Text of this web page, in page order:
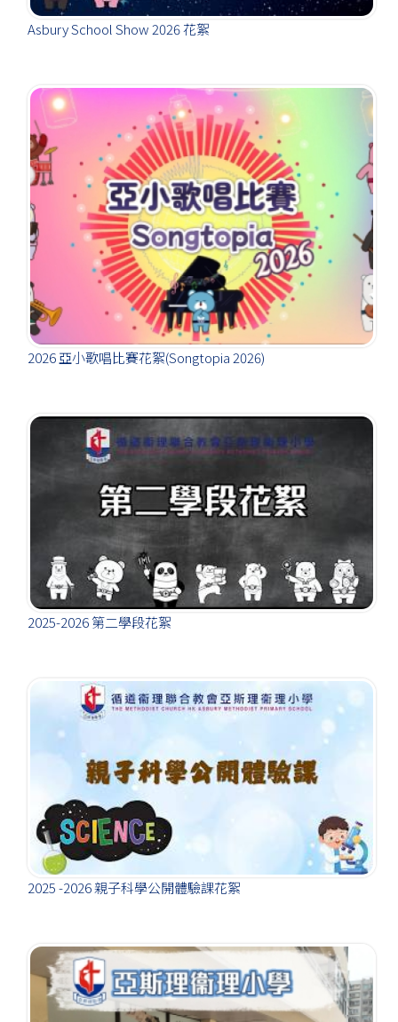
Asbury School Show 2026 花絮
2026 亞小歌唱比賽花絮(Songtopia 2026)
2025-2026 第二學段花絮
2025 -2026 親子科學公開體驗課花絮